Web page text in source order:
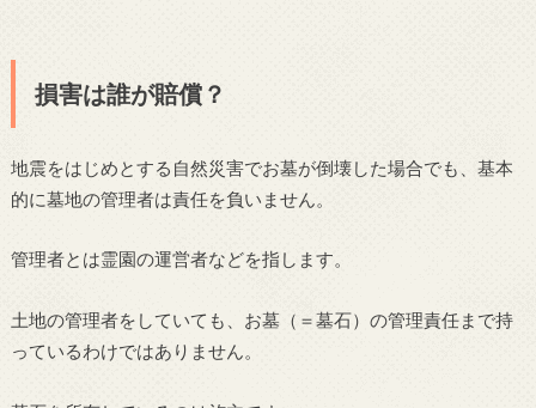
損害は誰が賠償？
地震をはじめとする自然災害でお墓が倒壊した場合でも、基本
的に墓地の管理者は責任を負いません。
管理者とは霊園の運営者などを指します。
土地の管理者をしていても、お墓（＝墓石）の管理責任まで持
っているわけではありません。